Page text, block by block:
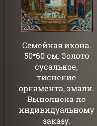
Семейная икона.
50*60 см. Золото
сусальное,
тиснение
орнамента, эмали.
Выполнена по
индивидуальному
заказу.